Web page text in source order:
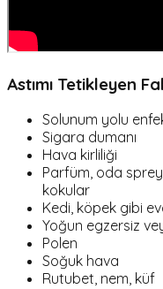
Astımı Tetikleyen
Solunum yolu
Sigara dumanı
Hava kirliliği
Parfüm, oda
kokular
Kedi, köpek gibi
Yoğun egzersiz
Polen
Soğuk hava
Rutubet, nem, küf